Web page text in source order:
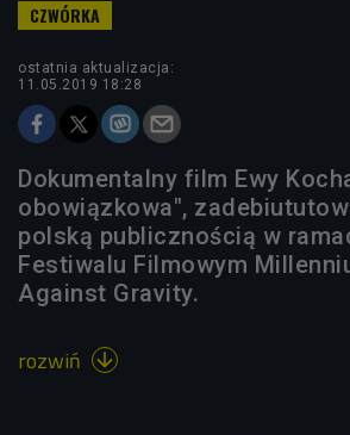
ostatnia aktualizacja:
11.05.2019 18:28
Dokumentalny film Ewy
obowiązkowa",
polską publicznością w
Festiwalu Filmowym
Against Gravity.
rozwiń 